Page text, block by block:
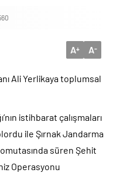
A+ A-
Ali Yerlikaya toplumsal
istihbarat çalışmaları
ile Şırnak Jandarma
süren Şehit
Operasyonu